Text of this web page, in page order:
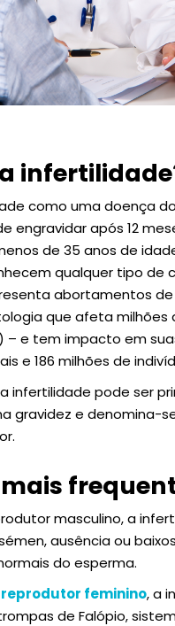
como uma doença
engravidar após 12
de 35 anos de
qualquer tipo de
abortamentos
que afeta
– e tem impacto em
e 186 milhões de
infertilidade pode ser
gravidez e denomina-
masculino, a
ausência ou
do esperma.
feminino, a
de Falópio,